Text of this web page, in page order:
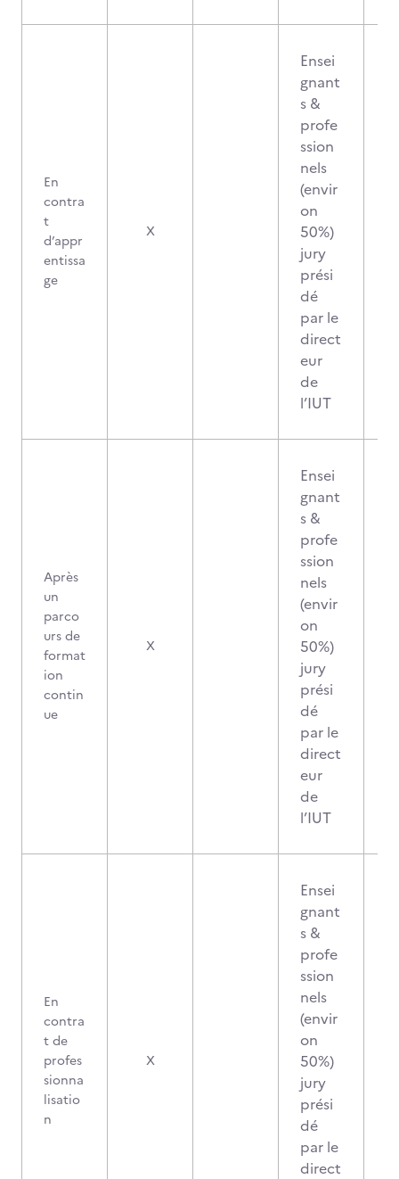
En
contra
t
d’appr
entissa
ge
X
Ensei
gnant
s &
profe
ssion
nels
(envir
on
50%)
jury
prési
dé
par le
direct
eur
de
l’IUT
Après
un
parco
urs de
format
ion
contin
ue
X
Ensei
gnant
s &
profe
ssion
nels
(envir
on
50%)
jury
prési
dé
par le
direct
eur
de
l’IUT
En
contra
t de
profes
sionna
lisatio
n
X
Ensei
gnant
s &
profe
ssion
nels
(envir
on
50%)
jury
prési
dé
par le
direct